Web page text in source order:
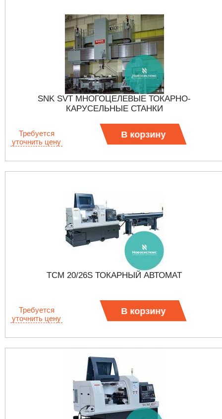
SNK SVT МНОГОЦЕЛЕВЫЕ ТОКАРНО-
КАРУСЕЛЬНЫЕ СТАНКИ
Требуется
уточнить цену
В корзину
TCM 20/26S ТОКАРНЫЙ АВТОМАТ
Требуется
уточнить цену
В корзину